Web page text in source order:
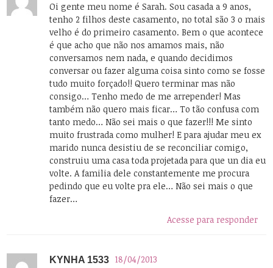
Oi gente meu nome é Sarah. Sou casada a 9 anos,
tenho 2 filhos deste casamento, no total são 3 o mais
velho é do primeiro casamento. Bem o que acontece
é que acho que não nos amamos mais, não
conversamos nem nada, e quando decidimos
conversar ou fazer alguma coisa sinto como se fosse
tudo muito forçado!! Quero terminar mas não
consigo… Tenho medo de me arrepender! Mas
também não quero mais ficar… To tão confusa com
tanto medo… Não sei mais o que fazer!!! Me sinto
muito frustrada como mulher! E para ajudar meu ex
marido nunca desistiu de se reconciliar comigo,
construiu uma casa toda projetada para que un dia eu
volte. A familia dele constantemente me procura
pedindo que eu volte pra ele… Não sei mais o que
fazer…
Acesse para responder
KYNHA 1533
18/04/2013